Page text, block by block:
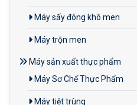
Máy sấy đông khô men
Máy trộn men
Máy sản xuất thực phẩm
Máy Sơ Chế Thực Phẩm
Máy tiệt trùng